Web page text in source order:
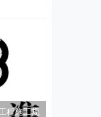
程施工规